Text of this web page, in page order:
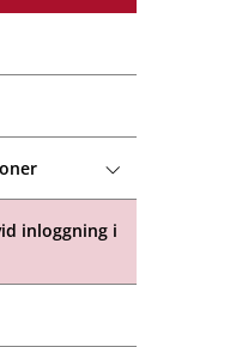
inloggning i